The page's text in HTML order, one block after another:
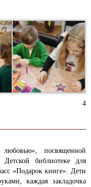
4
посвященной
библиотеке для
«Подарок книге». Дети
каждая закладочка